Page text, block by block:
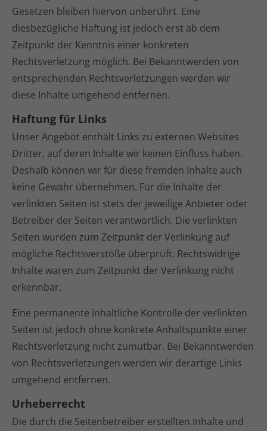
Gesetzen bleiben hiervon unberührt. Eine
diesbezügliche Haftung ist jedoch erst ab dem
Zeitpunkt der Kenntnis einer konkreten
Rechtsverletzung möglich. Bei Bekanntwerden von
entsprechenden Rechtsverletzungen werden wir
diese Inhalte umgehend entfernen.
Haftung für Links
Unser Angebot enthält Links zu externen Websites
Dritter, auf deren Inhalte wir keinen Einfluss haben.
Deshalb können wir für diese fremden Inhalte auch
keine Gewähr übernehmen. Für die Inhalte der
verlinkten Seiten ist stets der jeweilige Anbieter oder
Betreiber der Seiten verantwortlich. Die verlinkten
Seiten wurden zum Zeitpunkt der Verlinkung auf
mögliche Rechtsverstöße überprüft. Rechtswidrige
Inhalte waren zum Zeitpunkt der Verlinkung nicht
erkennbar.
Eine permanente inhaltliche Kontrolle der verlinkten
Seiten ist jedoch ohne konkrete Anhaltspunkte einer
Rechtsverletzung nicht zumutbar. Bei Bekanntwerden
von Rechtsverletzungen werden wir derartige Links
umgehend entfernen.
Urheberrecht
Die durch die Seitenbetreiber erstellten Inhalte und